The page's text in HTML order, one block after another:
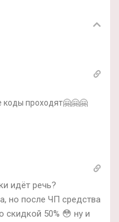
коды проходят🤗🤗🤗
идёт речь?
но после ЧП средства
скидкой 50% 😳 ну и